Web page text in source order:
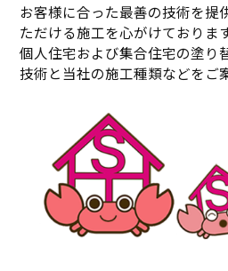
お客様に合った最善の技術を提
ただける施工を心がけておりま
個人住宅および集合住宅の塗り
技術と当社の施工種類などをご